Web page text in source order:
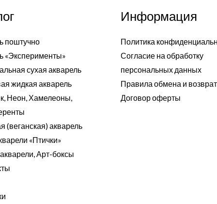
поштучно
«Эксперименты»
сухая акварель
жидкая акварель
Неон, Хамелеоны,
(веганская) акварель
«Птички»
Арт-боксы
Информация
Политика
Согласие на обработку
персональных данных
Правила обмена и
Договор оферты